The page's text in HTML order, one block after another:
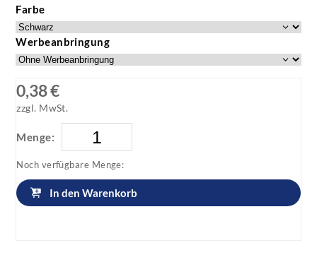
Farbe
Werbeanbringung
0,38 €
zzgl. MwSt.
Menge:
Noch verfügbare Menge:
In den Warenkorb